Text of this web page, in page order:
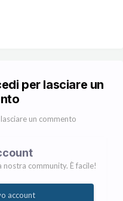
per lasciare un
un commento
community. È facile!
account